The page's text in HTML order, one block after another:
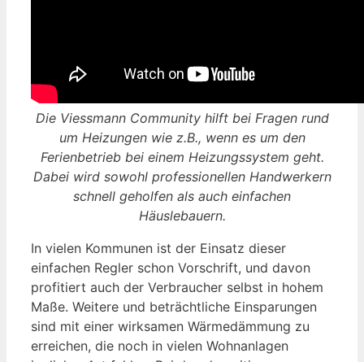
Die Viessmann Community hilft bei Fragen rund
um Heizungen wie z.B., wenn es um den
Ferienbetrieb bei einem Heizungssystem geht.
Dabei wird sowohl professionellen Handwerkern
schnell geholfen als auch einfachen
Häuslebauern.
In vielen Kommunen ist der Einsatz dieser
einfachen Regler schon Vorschrift, und davon
profitiert auch der Verbraucher selbst in hohem
Maße. Weitere und beträchtliche Einsparungen
sind mit einer wirksamen Wärmedämmung zu
erreichen, die noch in vielen Wohnanlagen